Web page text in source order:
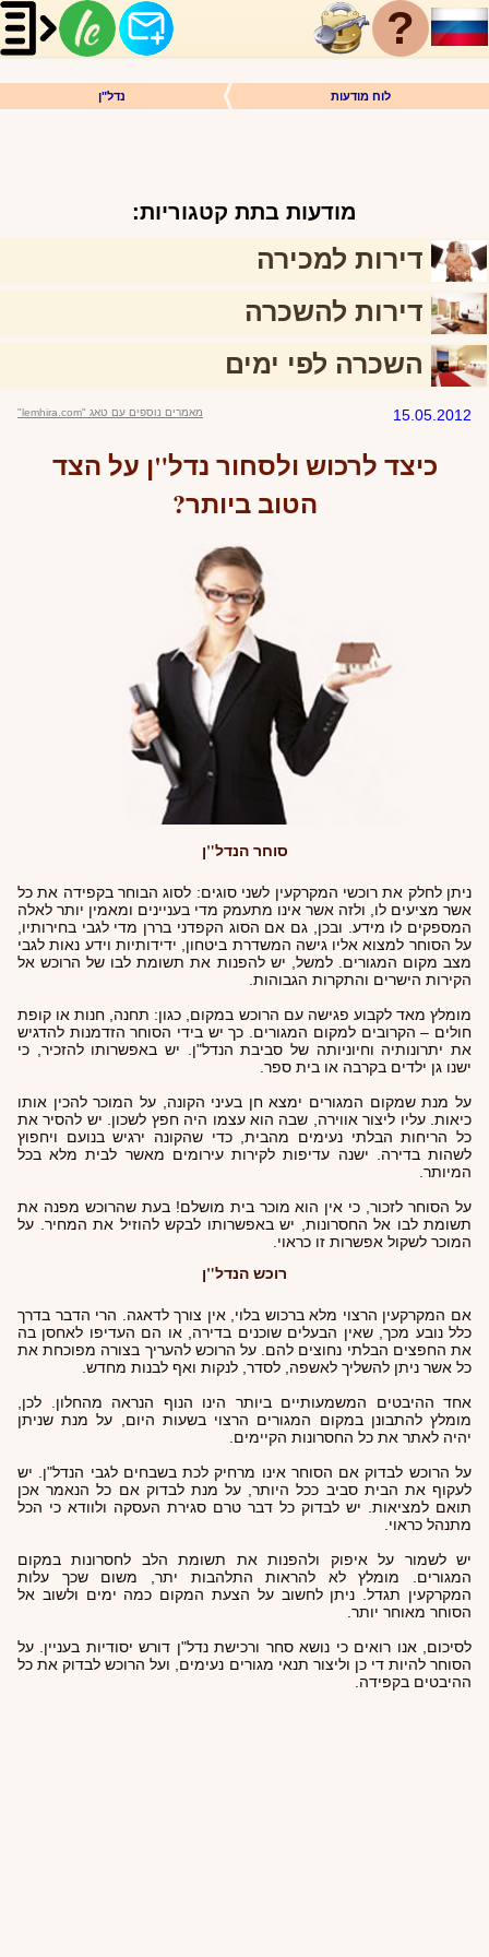
?
לוח מודעות נדל"ן
מודעות בתת קטגוריות:
דירות למכירה
דירות להשכרה
השכרה לפי ימים
15.05.2012 מאמרים נוספים עם טאג "lemhira.com"
כיצד לרכוש ולסחור נדל"ן על הצד
הטוב ביותר?
סוחר הנדל"ן
ניתן לחלק את רוכשי המקרקעין לשני סוגים: לסוג הבוחר בקפידה את כל
אשר מציעים לו, ולזה אשר אינו מתעמק מדי בעניינים ומאמין יותר לאלה
המספקים לו מידע. ובכן, גם אם הסוג הקפדני בררן מדי לגבי בחירותיו,
על הסוחר למצוא אליו גישה המשדרת ביטחון, ידידותיות וידע נאות לגבי
מצב מקום המגורים. למשל, יש להפנות את תשומת לבו של הרוכש אל
הקירות הישרים והתקרות הגבוהות.
מומלץ מאד לקבוע פגישה עם הרוכש במקום, כגון: תחנה, חנות או קופת
חולים – הקרובים למקום המגורים. כך יש בידי הסוחר הזדמנות להדגיש
את יתרונותיה וחיוניותה של סביבת הנדל"ן. יש באפשרותו להזכיר, כי
ישנו גן ילדים בקרבה או בית ספר.
על מנת שמקום המגורים ימצא חן בעיני הקונה, על המוכר להכין אותו
כיאות. עליו ליצור אווירה, שבה הוא עצמו היה חפץ לשכון. יש להסיר את
כל הריחות הבלתי נעימים מהבית, כדי שהקונה ירגיש בנועם ויחפוץ
לשהות בדירה. ישנה עדיפות לקירות עירומים מאשר לבית מלא בכל
המיותר.
על הסוחר לזכור, כי אין הוא מוכר בית מושלם! בעת שהרוכש מפנה את
תשומת לבו אל החסרונות, יש באפשרותו לבקש להוזיל את המחיר. על
המוכר לשקול אפשרות זו כראוי.
רוכש הנדל"ן
אם המקרקעין הרצוי מלא ברכוש בלוי, אין צורך לדאגה. הרי הדבר בדרך
כלל נובע מכך, שאין הבעלים שוכנים בדירה, או הם העדיפו לאחסן בה
את החפצים הבלתי נחוצים להם. על הרוכש להעריך בצורה מפוכחת את
כל אשר ניתן להשליך לאשפה, לסדר, לנקות ואף לבנות מחדש.
אחד ההיבטים המשמעותיים ביותר הינו הנוף הנראה מהחלון. לכן,
מומלץ להתבונן במקום המגורים הרצוי בשעות היום, על מנת שניתן
יהיה לאתר את כל החסרונות הקיימים.
על הרוכש לבדוק אם הסוחר אינו מרחיק לכת בשבחים לגבי הנדל"ן. יש
לעקוף את הבית סביב ככל היותר, על מנת לבדוק אם כל הנאמר אכן
תואם למציאות. יש לבדוק כל דבר טרם סגירת העסקה ולוודא כי הכל
מתנהל כראוי.
יש לשמור על איפוק ולהפנות את תשומת הלב לחסרונות במקום
המגורים. מומלץ לא להראות התלהבות יתר, משום שכך עלות
המקרקעין תגדל. ניתן לחשוב על הצעת המקום כמה ימים ולשוב אל
הסוחר מאוחר יותר.
לסיכום, אנו רואים כי נושא סחר ורכישת נדל"ן דורש יסודיות בעניין. על
הסוחר להיות די כן וליצור תנאי מגורים נעימים, ועל הרוכש לבדוק את כל
ההיבטים בקפידה.